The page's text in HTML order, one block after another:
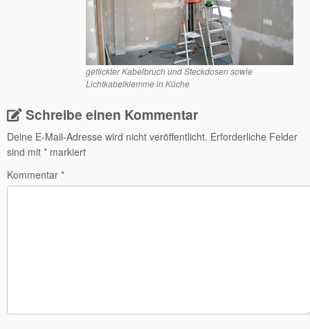
geflickter Kabelbruch und Steckdosen sowie
Lichtkabelklemme in Küche
Schreibe einen Kommentar
Deine E-Mail-Adresse wird nicht veröffentlicht. Erforderliche Felder
sind mit * markiert
Kommentar *